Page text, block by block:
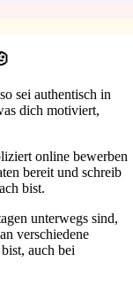
sei authentisch in
dich motiviert,
online bewerben
bereit und schreib
bist.
unterwegs sind,
verschiedene
auch bei